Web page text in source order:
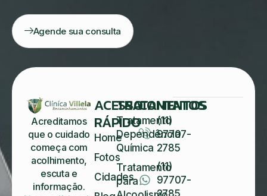
Agende sua consulta
Acreditamos
que o cuidado
começa com
acolhimento,
escuta e
informação.
ACESSO
RÁPIDO
Home
Fotos
Cidades
TRATAMENTOS
Tratamento
Dependência
Química
Tratamento
para
CONTATOS
(11)
97707-
2785
(11)
97707-
2785